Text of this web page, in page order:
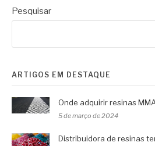
Pesquisar
ARTIGOS EM DESTAQUE
Onde adquirir resinas
5 de março de 2024
Distribuidora de resinas